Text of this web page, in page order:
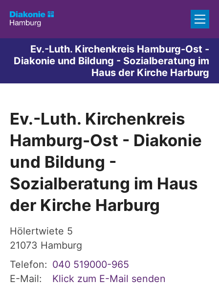
Ev.-Luth. Kirchenkreis Hamburg-Ost -
Diakonie und Bildung - Sozialberatung im
Haus der Kirche Harburg
Ev.-Luth. Kirchenkreis
Hamburg-Ost - Diakonie
und Bildung -
Sozialberatung im Haus
der Kirche Harburg
Hölertwiete 5
21073 Hamburg
Telefon: 040 519000-965
E-Mail:
Klick zum E-Mail senden